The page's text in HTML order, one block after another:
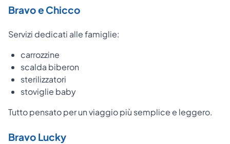
Bravo e Chicco
Servizi dedicati alle famiglie:
carrozzine
scalda biberon
sterilizzatori
stoviglie baby
Tutto pensato per un viaggio più semplice e leggero.
Bravo Lucky